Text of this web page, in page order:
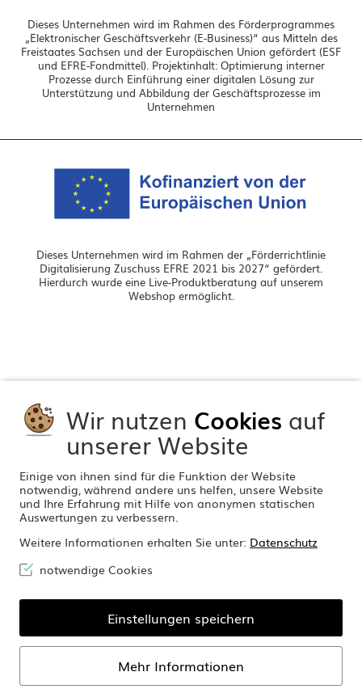
Dieses Unternehmen wird im Rahmen des Förderprogrammes
„Elektronischer Geschäftsverkehr (E-Business)“ aus Mitteln des
Freistaates Sachsen und der Europäischen Union gefördert (ESF
und EFRE-Fondmittel). Projektinhalt: Optimierung interner
Prozesse durch Einführung einer digitalen Lösung zur
Unterstützung und Abbildung der Geschäftsprozesse im
Unternehmen
Dieses Unternehmen wird im Rahmen der „Förderrichtlinie
Digitalisierung Zuschuss EFRE 2021 bis 2027“ gefördert.
Hierdurch wurde eine Live-Produktberatung auf unserem
Webshop ermöglicht.
Wir nutzen Cookies auf
unserer Website
Einige von ihnen sind für die Funktion der Website
notwendig, während andere uns helfen, unsere Website
und Ihre Erfahrung mit Hilfe von anonymen statischen
Auswertungen zu verbessern.
Weitere Informationen erhalten Sie unter: Datenschutz
notwendige Cookies
Einstellungen speichern
Mehr Informationen